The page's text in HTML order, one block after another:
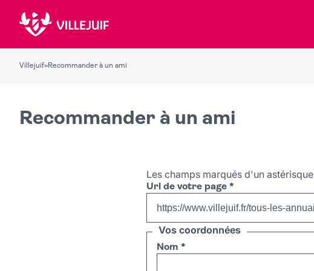
Villejuif»Recommander à un ami
Recommander à un ami
Les champs marqués d'un astérisque
Url de votre page *
Vos coordonnées
Nom *